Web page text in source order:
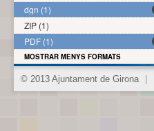
dgn (1)
ZIP (1)
PDF (1)
MOSTRAR MENYS FORMATS
© 2013 Ajuntament de Girona